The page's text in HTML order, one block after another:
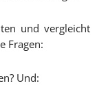
und vergleicht
Fragen:
Und: